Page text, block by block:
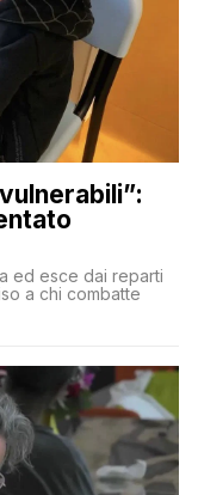
ed esce dai reparti
a chi combatte